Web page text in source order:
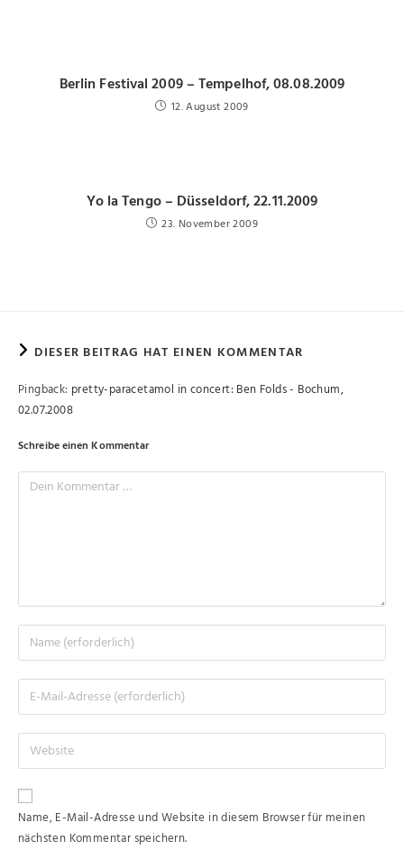
Berlin Festival 2009 – Tempelhof, 08.08.2009
12. August 2009
Yo la Tengo – Düsseldorf, 22.11.2009
23. November 2009
DIESER BEITRAG HAT EINEN KOMMENTAR
Pingback: pretty-paracetamol in concert: Ben Folds - Bochum,
02.07.2008
Schreibe einen Kommentar
Name, E-Mail-Adresse und Website in diesem Browser für meinen
nächsten Kommentar speichern.